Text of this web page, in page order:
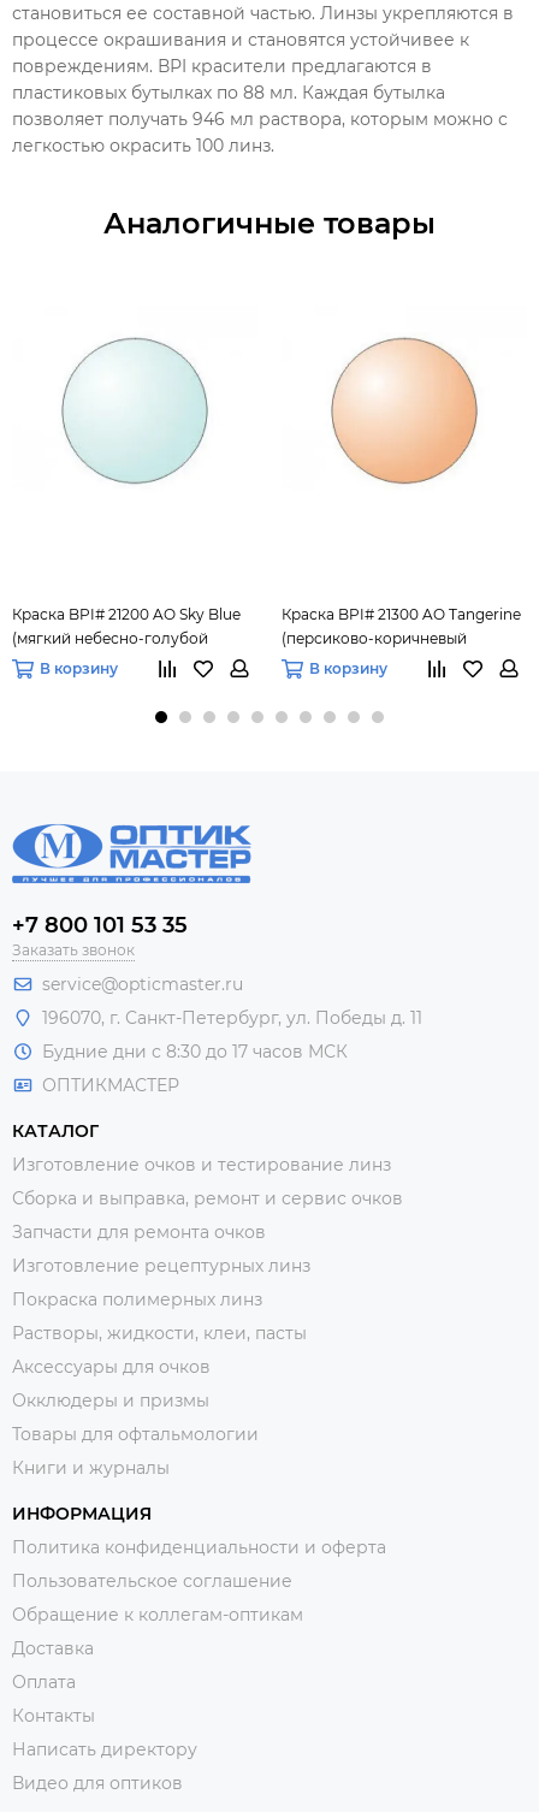
становиться ее составной частью. Линзы укрепляются в
процессе окрашивания и становятся устойчивее к
повреждениям. ВРI красители предлагаются в
пластиковых бутылках по 88 мл. Каждая бутылка
позволяет получать 946 мл раствора, которым можно с
легкостью окрасить 100 линз.
Аналогичные товары
Краска BPI# 21200 AO Sky Blue
(мягкий небесно-голубой
оттенок) 88 мл.
В корзину
Краска BPI# 21300 AO Tangerine
(персиково-коричневый
оттенок) 88 мл
В корзину
+7 800 101 53 35
Заказать звонок
service@opticmaster.ru
196070, г. Санкт-Петербург, ул. Победы д. 11
Будние дни с 8:30 до 17 часов МСК
ОПТИКМАСТЕР
КАТАЛОГ
Изготовление очков и тестирование линз
Сборка и выправка, ремонт и сервис очков
Запчасти для ремонта очков
Изготовление рецептурных линз
Покраска полимерных линз
Растворы, жидкости, клеи, пасты
Аксессуары для очков
Окклюдеры и призмы
Товары для офтальмологии
Книги и журналы
ИНФОРМАЦИЯ
Политика конфиденциальности и оферта
Пользовательское соглашение
Обращение к коллегам-оптикам
Доставка
Оплата
Контакты
Написать директору
Видео для оптиков